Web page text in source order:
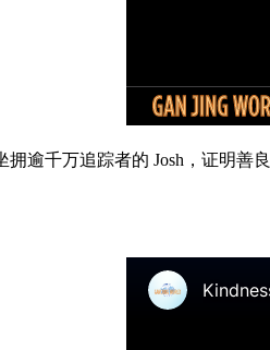
逾千万追踪者的 Josh，证明